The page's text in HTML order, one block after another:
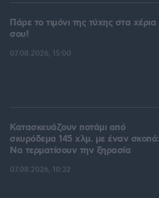
Πάρε το τιμόνι της τύχης στα χέρια
σου!
07.08.2026, 15:00
Κατασκευάζουν ποτάμι από
σκυρόδεμα 145 χλμ. με έναν σκοπό:
Να τερματίσουν την ξηρασία
07.08.2026, 10:32